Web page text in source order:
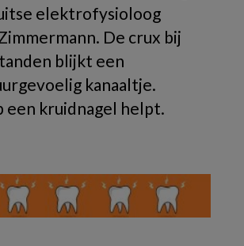
elektrofysioloog
De crux bij
blijkt een
kanaaltje.
een kruidnagel helpt.